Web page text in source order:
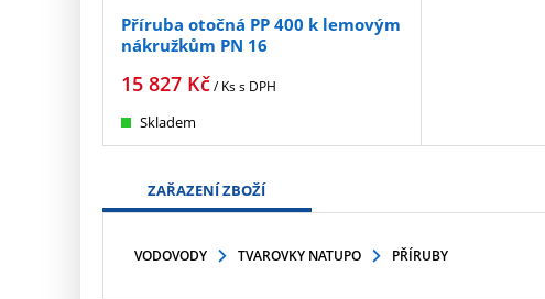
Příruba otočná PP 400 k lemovým
nákružkům PN 16
15 827Kč/ Kss DPH
Skladem
ZAŘAZENÍ ZBOŽÍ
VODOVODY TVAROVKY NATUPO PŘÍRUBY